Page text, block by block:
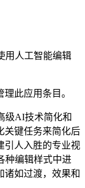
用人工智能编辑
理此应用条目。
级AI技术简化和
关键任务来简化后
引人入胜的专业视
种编辑样式中进
诸如过渡，效果和